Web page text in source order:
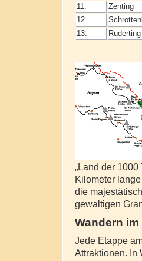
11.
Zenting
12.
13.
Ruderting
„Land der
Kilometer
die
gewaltigen
Wandern
Jede Etappe
Attraktionen. In